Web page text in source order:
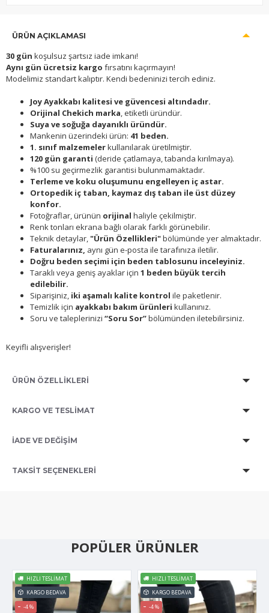
ÜRÜN AÇIKLAMASI
30 gün koşulsuz şartsız iade imkanı!
Aynı gün ücretsiz kargo fırsatını kaçırmayın!
Modelimiz standart kalıptır. Kendi bedeninizi tercih ediniz.
Joy Ayakkabı kalitesi ve güvencesi altındadır.
Orijinal Chekich marka, etiketli üründür.
Suya ve soğuğa dayanıklı üründür.
Mankenin üzerindeki ürün: 41 beden.
1. sınıf malzemelerkullanılarak üretilmiştir.
120 gün garanti (deride çatlamaya, tabanda kırılmaya).
%100 su geçirmezlik garantisi bulunmamaktadır.
Terleme ve koku oluşumunu engelleyen iç astar.
Ortopedik iç taban, kaymaz dış taban ile üst düzey
konfor.
Fotoğraflar, ürünün orijinal haliyle çekilmiştir.
Renk tonları ekrana bağlı olarak farklı görünebilir.
Teknik detaylar,"Ürün Özellikleri"bölümünde yer almaktadır.
Faturalarınız, aynı gün e-posta ile tarafınıza iletilir.
Doğru beden seçimi için beden tablosunu inceleyiniz.
Taraklı veya geniş ayaklar için 1 beden büyük tercih
edilebilir.
Siparişiniz, iki aşamalı kalite kontrol ile paketlenir.
Temizlik için ayakkabı bakım ürünleri kullanınız.
Soru ve taleplerinizi “Soru Sor”bölümünden iletebilirsiniz.
Keyifli alışverişler!
ÜRÜN ÖZELLİKLERİ
KARGO VE TESLİMAT
İADE VE DEĞİŞİM
TAKSIT SEÇENEKLERI
POPÜLER ÜRÜNLER
HIZLI TESLIMAT
KARGO BEDAVA
-4 %
HIZLI TESLIMAT
KARGO BEDAVA
-4 %